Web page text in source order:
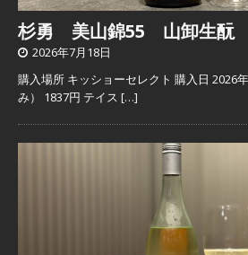
杉勇 美山錦55 山卸生酛
2026年7月18日
購入場所 キッショーセレクト 購入日 2026
み） 1837円 テイス […]